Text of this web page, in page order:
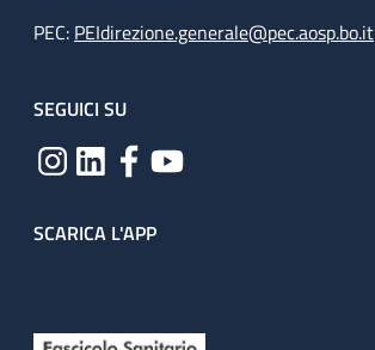
PEC: PEIdirezione.generale@pec.aosp.bo.it
SEGUICI SU
SCARICA L'APP